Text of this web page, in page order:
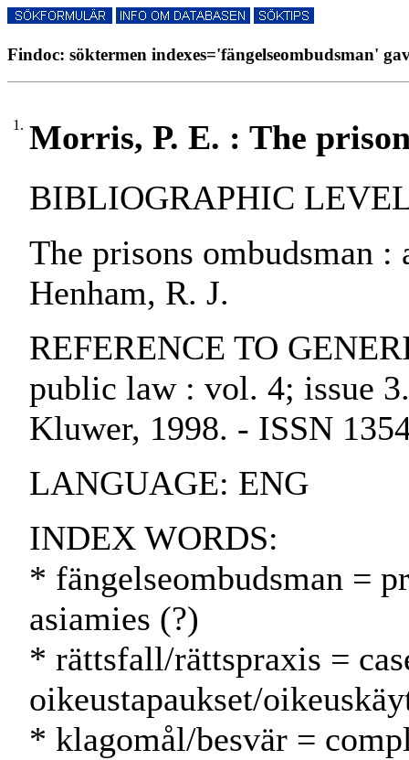
Findoc: söktermen indexes='fängelseombudsman'
1. Morris, P. E. : The
BIBLIOGRAPHIC
The prisons ombudsman
Henham, R. J.
REFERENCE TO
public law : vol. 4; issue
Kluwer, 1998. - ISSN
LANGUAGE: ENG
INDEX WORDS:
* fängelseombudsman =
asiamies (?)
* rättsfall/rättspraxis =
oikeustapaukset/
* klagomål/besvär =